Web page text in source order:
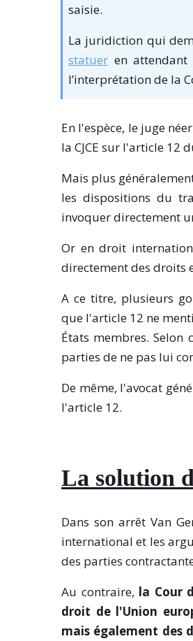
saisie.
La juridiction qui
statuer en
l’interprétation de la
En l'espèce, le juge
la CJCE sur l'article 12
Mais plus
les dispositions du
invoquer directement
Or en droit
directement des droits
A ce titre, plusieurs
que l'article 12 ne
États membres.
parties de ne pas lui
De même, l'avocat
l'article 12.
La solution
Dans son arrêt Van
international et les
des parties
Au contraire, la Cour
droit de l'Union
mais également des